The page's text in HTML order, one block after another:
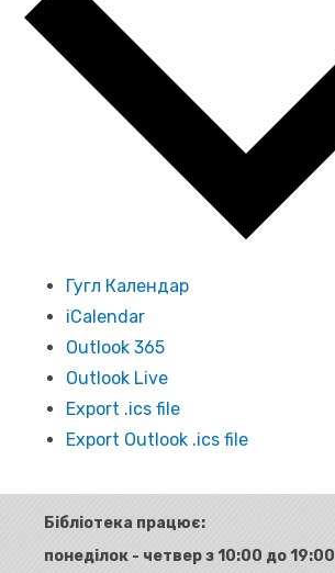
Гугл Календар
iCalendar
Outlook 365
Outlook Live
Export .ics file
Export Outlook .ics file
Бібліотека працює:
понеділок - четвер з 10:00 до 19:00